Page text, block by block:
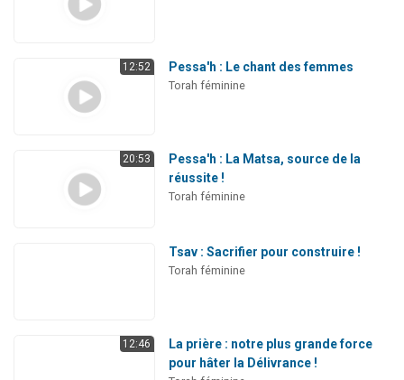
12:52 Pessa'h : Le chant des femmes
Torah féminine
20:53
Pessa'h : La Matsa, source de la
réussite !
Torah féminine
Tsav : Sacrifier pour construire !
Torah féminine
12:46
La prière : notre plus grande force
pour hâter la Délivrance !